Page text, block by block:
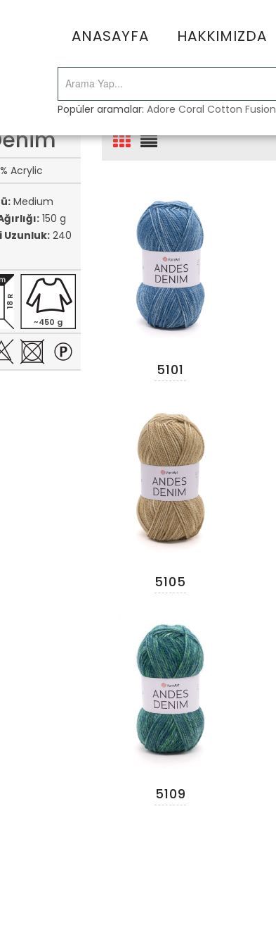
ANASAYFA HAKKIMIZDA
Popüler aramalar:Adore Coral Cotton Fusion
Acrylic
Medium
150 g
Uzunluk: 240
18 R
~450 g
5101
5105
5109